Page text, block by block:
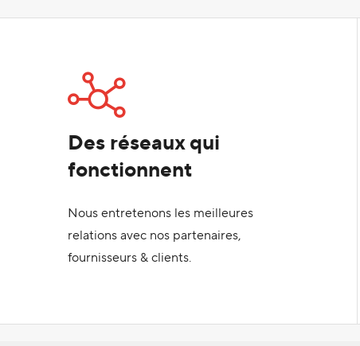
Des réseaux qui
fonctionnent
Nous entretenons les meilleures
relations avec nos partenaires,
fournisseurs & clients.